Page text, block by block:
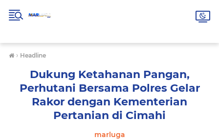
› Headline
Dukung Ketahanan Pangan,
Perhutani Bersama Polres Gelar
Rakor dengan Kementerian
Pertanian di Cimahi
marluga